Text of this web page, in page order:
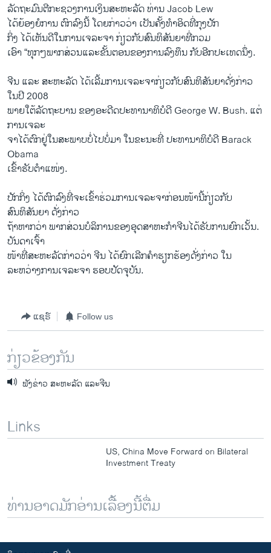
ລັດຖະມົນຕີ​ກະຊວງ​ການ​ເງິນສະຫະລັດ ທ່ານ Jacob Lew
​ໄດ້​ຍ້ອງຍໍ​ການ ຕົກລົງນີ້ ​ໂດຍ​ກ່າວ​ວ່າ ​ເປັນ​ຄັ້ງ​ທໍາ​ອິດ​ທີ່ກຸງ​ປັກ
​ກິ່ງ ​ໄດ້ເຫັນ​ດີ​ໃນ​ການ​ເຈ​ລະ​ຈາ ກ່ຽວ​ກັບສົນທິສັນຍາ​ທີ່ກວມ​
ເອົາ​ “ທຸກໆ​ພາກສ່ວນ​ແລະ​ຂັ້ນຕອນຂອງ​ການ​ລົງທຶນ ກັບອີກ​ປະ​ເທດ​ນຶ່ງ.
ຈີນ ​ແລະ ສະຫ​ະລັດ ​ໄດ້​ເລີ້ມການ​ເຈລະຈາ​ກ່ຽວ​ກັບ​ສົນທິສັນຍາດັ່ງກ່າວ ​
ໃນ​ປີ 2008
ພາຍ​ໃຕ້​ລັດຖະບານ ​ຂອງອະ​ດີດປະທານ​າທິບໍດີ George W. Bush. ​ແຕ່​
ການ​ເຈລະ
ຈາ​ໄດ້​ຕົກ​ຢູ່​ໃນ​ສະພາບ​ບໍ່​ໄປ​ບໍ່​ມາ ​ໃນ​ຂະນະ​ທີ່ ປະທານ​າທິບໍດີ Barack
Obama ​
ເຂົ້າ​ຮັບ​ຕໍາ​ແໜ່​ງ.
ປັກ​ກິ່ງ ​ໄດ້​ຕົກລົງ​ທີ່​ຈະ​ເຂົ້າ​ຮ່ວມ​ການ​ເຈລະຈາກ່ອນ​ໜ້ານີ້​ກ່ຽວກັບ
ສົນທິສັນຍາ ​ດັ່ງກ່າວ
ຖ້າ​ຫາກ​ວ່າ ພາກສ່ວນ​ບໍລິການ​ຂອງ​ອຸດສາຫະກໍາ​ຈີນ​ໄດ້​ຮັບ​ການ​ຍົກ​ເວັ້ນ.
ບັນດາ​ເຈົ້າ​
ໜ້າ​ທີ່ສະຫະລັດກ່າວ​ວ່າ ຈີນ ​ໄດ້​ຍົກ​ເລີກຄໍາ​ຮຽກຮ້ອງ​ດັ່ງກ່າວ ​ໃນ​
ລະຫວ່າງ​ການ​ເຈລະຈາ ​ຮອບ​ປັດຈຸບັນ​.
ແຊຣ໌ Follow us
ກ່ຽວຂ້ອງກັນ
ຟັງຂ່າວ ສະຫະລັດ ແລະຈີນ
Links
US, China Move Forward on Bilateral
Investment Treaty
ທ່ານອາດມັກອ່ານເລື້ອງນີ້ຕື່ມ